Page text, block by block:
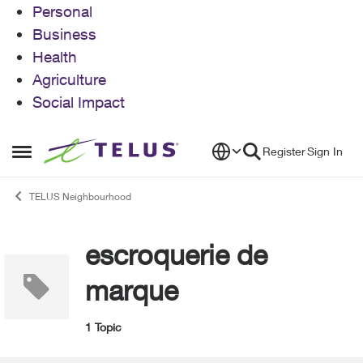
Personal
Business
Health
Agriculture
Social Impact
Open Side Menu
Skip to content RegisterSign In
TELUS Neighbourhood
escroquerie de
marque
1 Topic